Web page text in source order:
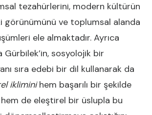
tezahürlerini, modern kültürün
görünümünü ve toplumsal alanda
ele almaktadır. Ayrıca
sosyolojik bir
sıra edebi bir dil kullanarak da
ikliminihem başarılı bir şekilde
de eleştirel bir üslupla bu